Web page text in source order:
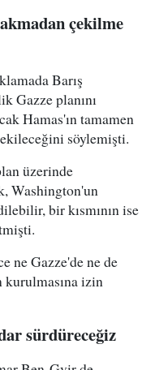
çekilme
Barış
Gazze planını
Hamas'ın tamamen
söylemişti.
üzerinde
Washington'un
bir kısmının ise
ne Gazze'de ne de
izin
sürdüreceğiz